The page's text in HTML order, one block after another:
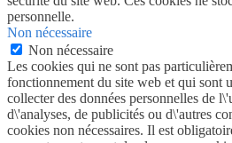
personnelle.
Non nécessaire
Non nécessaire
Les cookies qui ne sont pas
fonctionnement du site web et qui sont
collecter des données personnelles de
d\'analyses, de publicités ou d\'autres
cookies non nécessaires. Il est